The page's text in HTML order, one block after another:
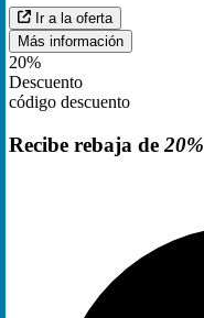
Ir a la oferta
Más información
20%
Descuento
código descuento
Recibe rebaja de 20%